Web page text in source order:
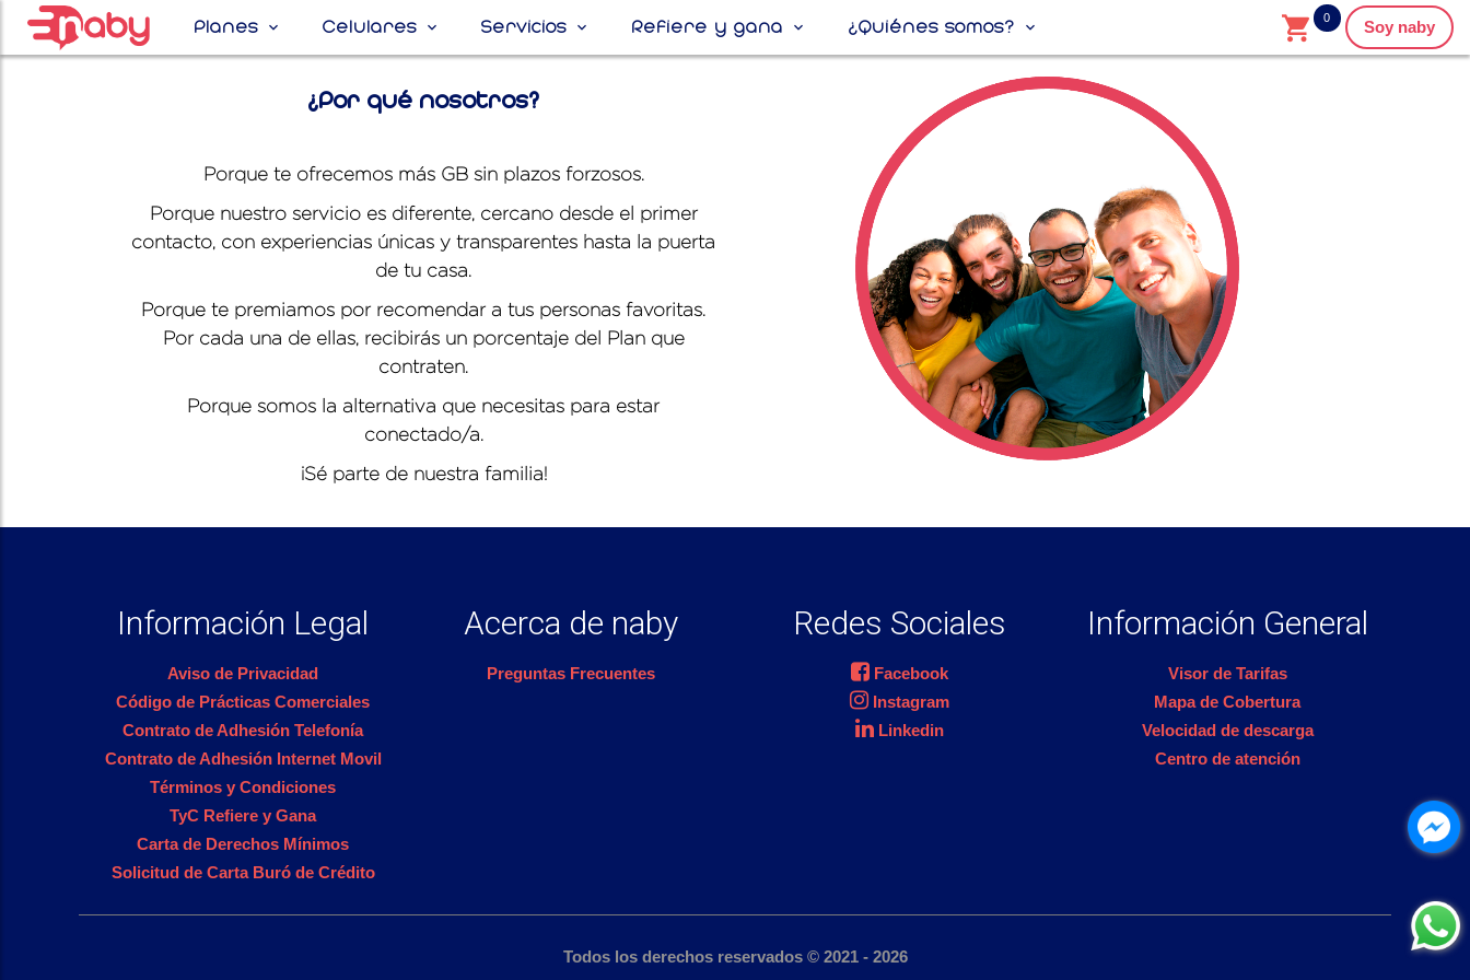
Planes Celulares Servicios Refiere y gana ¿Quiénes somos? 0 Soy naby
¿Por qué nosotros?
Porque te ofrecemos más GB sin plazos forzosos.
Porque nuestro servicio es diferente, cercano desde el primer
contacto, con experiencias únicas y transparentes hasta la puerta
de tu casa.
Porque te premiamos por recomendar a tus personas favoritas.
Por cada una de ellas, recibirás un porcentaje del Plan que
contraten.
Porque somos la alternativa que necesitas para estar
conectado/a.
¡Sé parte de nuestra familia!
Información Legal
Aviso de Privacidad
Código de Prácticas Comerciales
Contrato de Adhesión Telefonía
Contrato de Adhesión Internet Movil
Términos y Condiciones
TyC Refiere y Gana
Carta de Derechos Mínimos
Solicitud de Carta Buró de Crédito
Acerca de naby
Preguntas Frecuentes
Redes Sociales
Facebook
Instagram
Linkedin
Información General
Visor de Tarifas
Mapa de Cobertura
Velocidad de descarga
Centro de atención
Todos los derechos reservados © 2021 - 2026